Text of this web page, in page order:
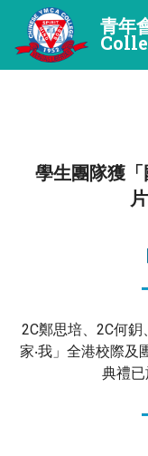
青年
學生團隊獲「
2C鄭思培、2C何鈅
家‧我」全港校際及
典禮已